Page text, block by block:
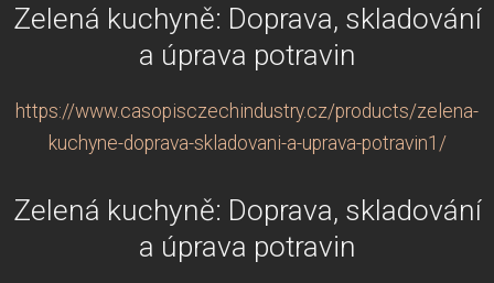
Zelená kuchyně: Doprava, skladování
a úprava potravin
https://www.casopisczechindustry.cz/products/zelena-
kuchyne-doprava-skladovani-a-uprava-potravin1/
Zelená kuchyně: Doprava, skladování
a úprava potravin